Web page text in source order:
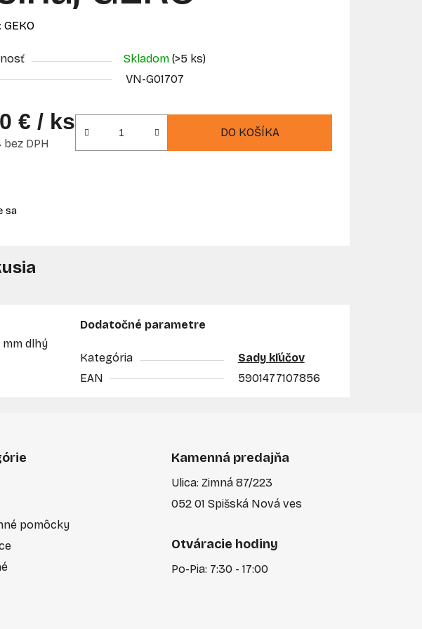
GEKO
Skladom (>5 ks)
VN-G01707
€ / ks
DPH
DO KOŠÍKA
dlhý
Dodatočné parametre
Kategória
Sady kľúčov
EAN
5901477107856
pomôcky
Kamenná predajňa
Ulica: Zimná 87/223
052 01 Spišská Nová ves
Otváracie hodiny
Po-Pia: 7:30 - 17:00